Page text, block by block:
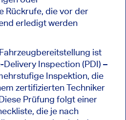
Rückrufe, die vor der
erledigt werden
ist
Inspection (PDI) –
Inspektion, die
zertifizierten Techniker
Prüfung folgt einer
die je nach